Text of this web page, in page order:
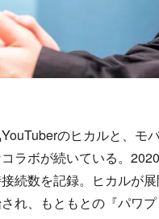
のヒカルと、モ
ラボが続いている。
接続数を記録。ヒカルが
れ、もともとの『パワ